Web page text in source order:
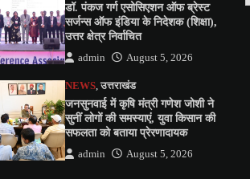
डॉ. पंकज गर्ग एसोसिएशन ऑफ ब्रेस्ट
सर्जन्स ऑफ इंडिया के निदेशक (शिक्षा),
उत्तर क्षेत्र निर्वाचित
admin August 5, 2026
NEWS, उत्तराखंड
जनसुनवाई में कृषि मंत्री गणेश जोशी ने
सुनीं लोगों की समस्याएं, युवा किसान की
सफलता को बताया प्रेरणादायक
admin August 5, 2026